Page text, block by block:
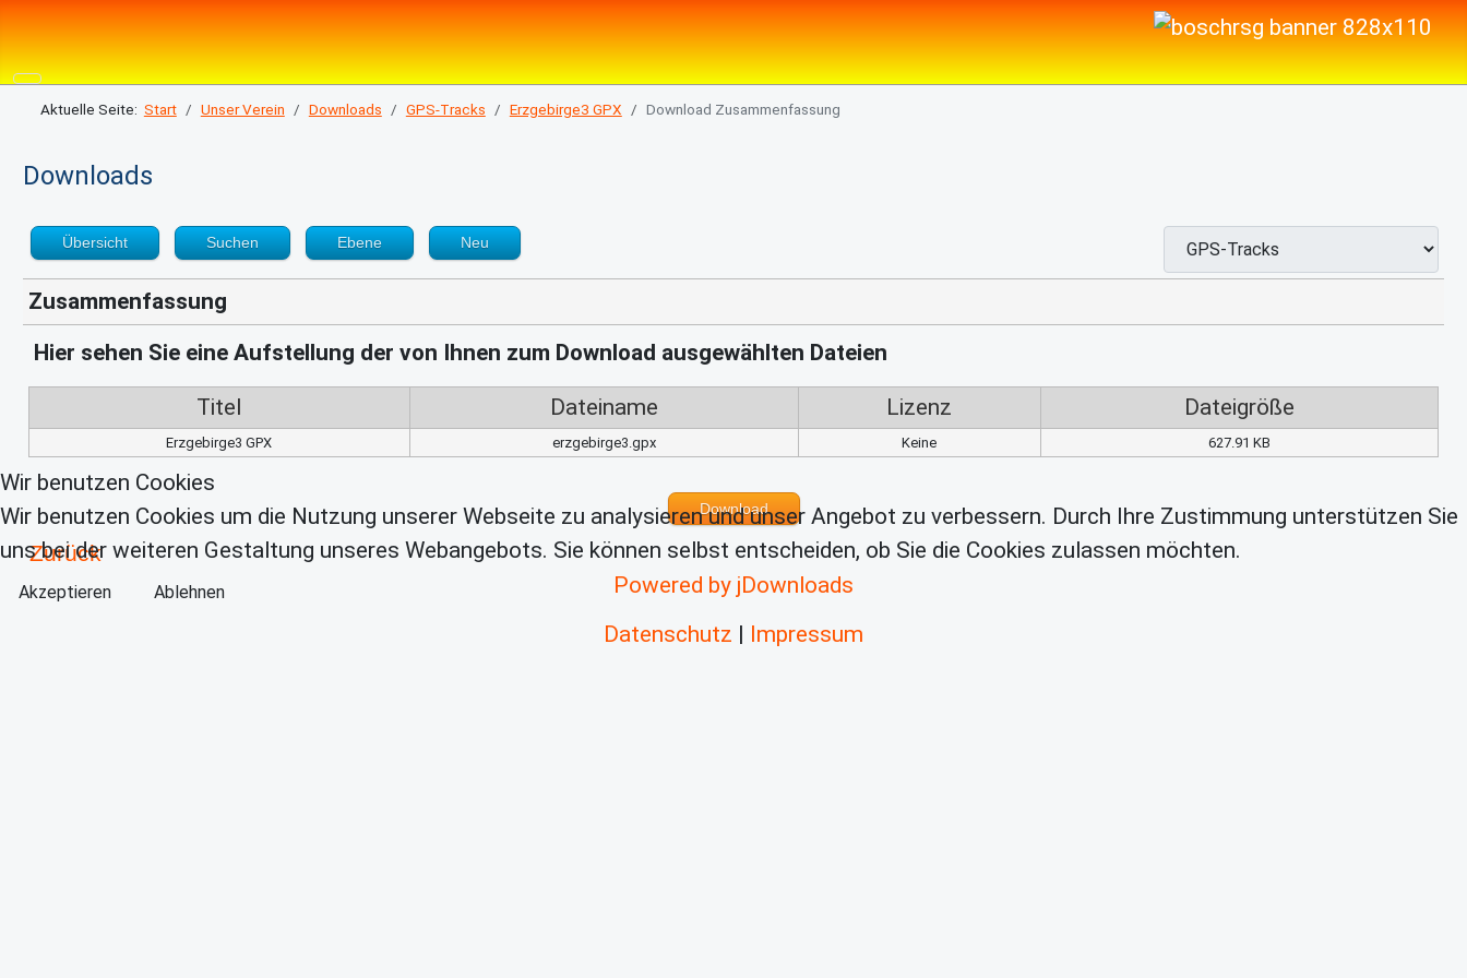
Aktuelle Seite: Start Unser Verein Downloads GPS-Tracks Erzgebirge3 GPX Download Zusammenfassung
Downloads
Übersicht Suchen Ebene Neu
Zusammenfassung
Hier sehen Sie eine Aufstellung der von Ihnen zum Download ausgewählten Dateien
Titel Dateiname Lizenz Dateigröße
Erzgebirge3 GPX erzgebirge3.gpx Keine 627.91 KB
Download
Zurück
Powered by jDownloads
Wir benutzen Cookies
Wir benutzen Cookies um die Nutzung unserer Webseite zu analysieren und unser Angebot zu verbessern. Durch Ihre Zustimmung unterstützen Sie
uns bei der weiteren Gestaltung unseres Webangebots. Sie können selbst entscheiden, ob Sie die Cookies zulassen möchten.
Akzeptieren Ablehnen
Datenschutz | Impressum